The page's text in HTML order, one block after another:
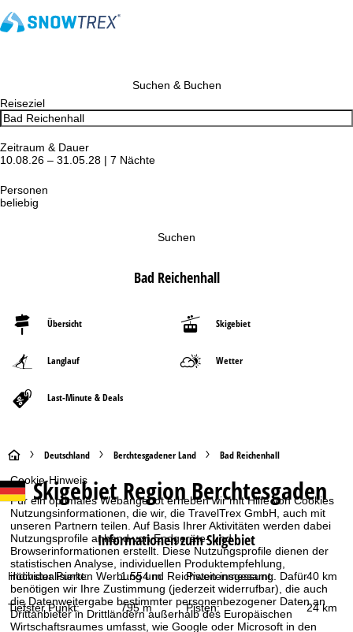
Cookie-Hinweis
Für ein optimales Webangebot erheben wir mit Hilfe von Cookies
Nutzungsinformationen, die wir, die TravelTrex GmbH, auch mit
unseren Partnern teilen. Auf Basis Ihrer Aktivitäten werden dabei
Nutzungsprofile anhand von Endgeräte- und
Browserinformationen erstellt. Diese Nutzungsprofile dienen der
statistischen Analyse, individuellen Produktempfehlung,
individualisierten Werbung und Reichweitenmessung. Dafür
benötigen wir Ihre Zustimmung (jederzeit widerrufbar), die auch
die Datenweitergabe bestimmter personenbezogener Daten an
Drittanbieter in Drittländern außerhalb des Europäischen
Wirtschaftsraumes umfasst, wie Google oder Microsoft in den
Suchen & Buchen
Reiseziel
Zeitraum & Dauer
10.08.26 – 31.05.28 | 7 Nächte
Personen
beliebig
Suchen
Bad Reichenhall
Übersicht Skigebiet
Langlauf Wetter
Last-Minute & Deals
S
t
a
r
t
s
Deutschland Berchtesgadener Land Bad Reichenhall
SkigebietRegion Berchtesgaden
Informationen zum Skigebiet
Höchster Punkt: 1.554 m Pisten insgesamt: 40 km
Tiefster Punkt: 795 m Pisten: 24 km